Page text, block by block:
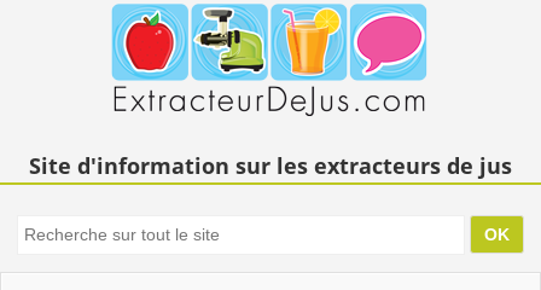
Site d'information sur les extracteurs de jus